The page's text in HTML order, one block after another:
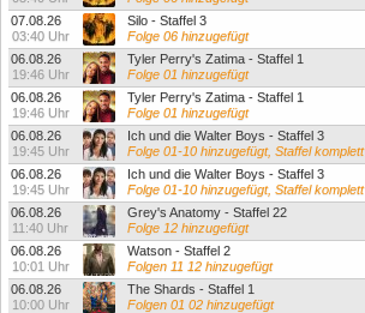
07.08.26
03:40 Uhr
Silo - Staffel 3
Folge 06 hinzugefügt
06.08.26
19:46 Uhr
Tyler Perry's Zatima - Staffel 1
Folge 01 hinzugefügt
06.08.26
19:46 Uhr
Tyler Perry's Zatima - Staffel 1
Folge 01 hinzugefügt
06.08.26
19:45 Uhr
Ich und die Walter Boys - Staffel 3
Folge 01-10 hinzugefügt, Staffel komplett
06.08.26
19:45 Uhr
Ich und die Walter Boys - Staffel 3
Folge 01-10 hinzugefügt, Staffel komplett
06.08.26
11:40 Uhr
Grey's Anatomy - Staffel 22
Folge 12 hinzugefügt
06.08.26
10:01 Uhr
Watson - Staffel 2
Folgen 11 12 hinzugefügt
06.08.26
10:00 Uhr
The Shards - Staffel 1
Folgen 01 02 hinzugefügt